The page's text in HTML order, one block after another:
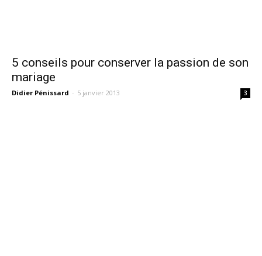
5 conseils pour conserver la passion de son
mariage
Didier Pénissard - 5 janvier 2013 3